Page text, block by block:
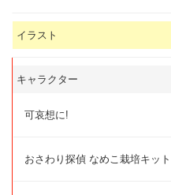
イラスト
キャラクター
可哀想に!
おさわり探偵 なめこ栽培キット